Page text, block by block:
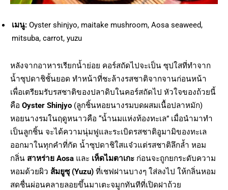
เมนู: Oyster shinjyo, maitake mushroom, Aosa seaweed,
mitsuba, carrot, yuzu
หลังจากอาหารเรียกน้ำย่อย คอร์สถัดไปจะเป็น ซุปใสที่ทำจาก
น้ำซุปดาชิชั้นยอด ทำหน้าที่ชะล้างรสชาติจากจานก่อนหน้า
เพื่อเตรียมรับรสชาติของปลาดิบในคอร์สถัดไป หัวใจของถ้วยนี้
คือ Oyster Shinjyo (ลูกชิ้นหอยนางรมบดผสมเนื้อปลาหมัก)
หอยนางรมในฤดูหนาวคือ “น้ำนมแห่งท้องทะเล” เมื่อนำมาทำ
เป็นลูกชิ้น จะได้ความนุ่มฟูและระเบิดรสชาติอูมามิของทะเล
ออกมาในทุกคำที่กัด น้ำซุปดาชิใสแจ๋วแต่รสชาติลึกล้ำ หอม
กลิ่น สาหร่าย Aosa และ เห็ดไมตาเกะ ก่อนจะถูกยกระดับความ
หอมด้วยผิว ส้มยูซุ (Yuzu) ที่เชฟฝานบางๆ ใส่ลงไป ให้กลิ่นหอม
สดชื่นผ่อนคลายลอยขึ้นมาเตะจมูกทันทีที่เปิดฝาถ้วย